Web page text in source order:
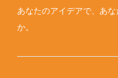
あなたのアイデアで、あ
か。